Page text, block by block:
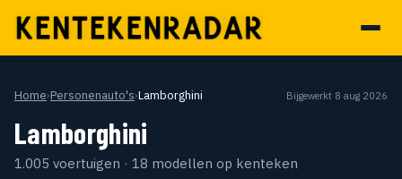
Home›Personenauto's›Lamborghini Bijgewerkt 8 aug 2026
Lamborghini
1.005 voertuigen · 18 modellen op kenteken